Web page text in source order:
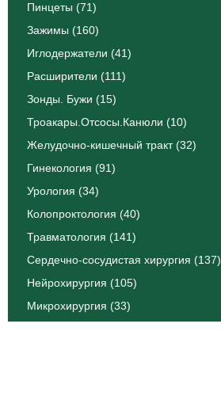
Пинцеты (71)
Зажимы (160)
Иглодержатели (41)
Расширители (111)
Зонды. Бужи (15)
Троакары.Отсосы.Канюли (10)
Желудочно-кишечный тракт (32)
Гинекология (91)
Урология (34)
Колопроктология (40)
Травматология (141)
Сердечно-сосудистая хирургия (137)
Нейрохирургия (105)
Микрохирургия (33)